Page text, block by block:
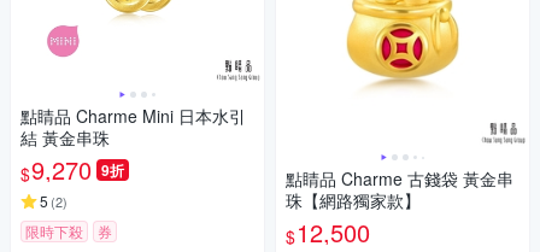
點睛品 Charme Mini 日本水引
結 黃金串珠
$9,270 9折
5 (2)
限時下殺 券
點睛品 Charme 古錢袋 黃金串
珠【網路獨家款】
$12,500